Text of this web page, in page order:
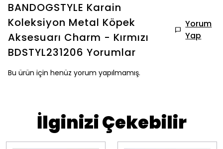
BANDOGSTYLE Karain
Koleksiyon Metal Köpek
Aksesuarı Charm - Kırmızı
BDSTYL231206 Yorumlar
Yorum
Yap
Bu ürün için henüz yorum yapılmamış.
İlginizi Çekebilir